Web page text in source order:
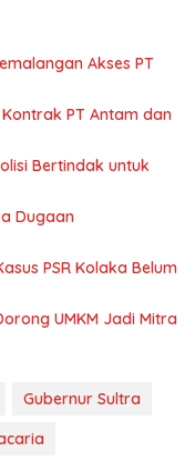
Akses PT
PT Antam dan
Bertindak untuk
Dugaan
PSR Kolaka Belum
UMKM Jadi Mitra
Gubernur Sultra